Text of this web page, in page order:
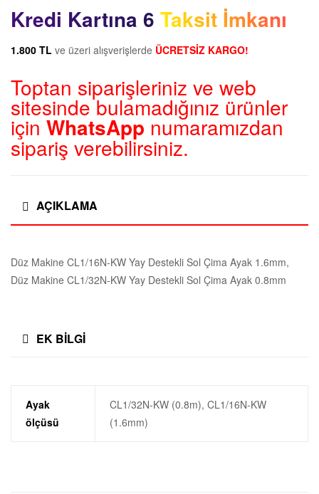
Kredi Kartına 6 Taksit İmkanı
1.800 TL ve üzeri alışverişlerde ÜCRETSİZ KARGO!
Toptan siparişleriniz ve web
sitesinde bulamadığınız ürünler
için WhatsApp numaramızdan
sipariş verebilirsiniz.
AÇIKLAMA
Düz Makine CL1/16N-KW Yay Destekli Sol Çima Ayak 1.6mm,
Düz Makine CL1/32N-KW Yay Destekli Sol Çima Ayak 0.8mm
EK BILGI
Ayak
ölçüsü
CL1/32N-KW (0.8m), CL1/16N-KW
(1.6mm)